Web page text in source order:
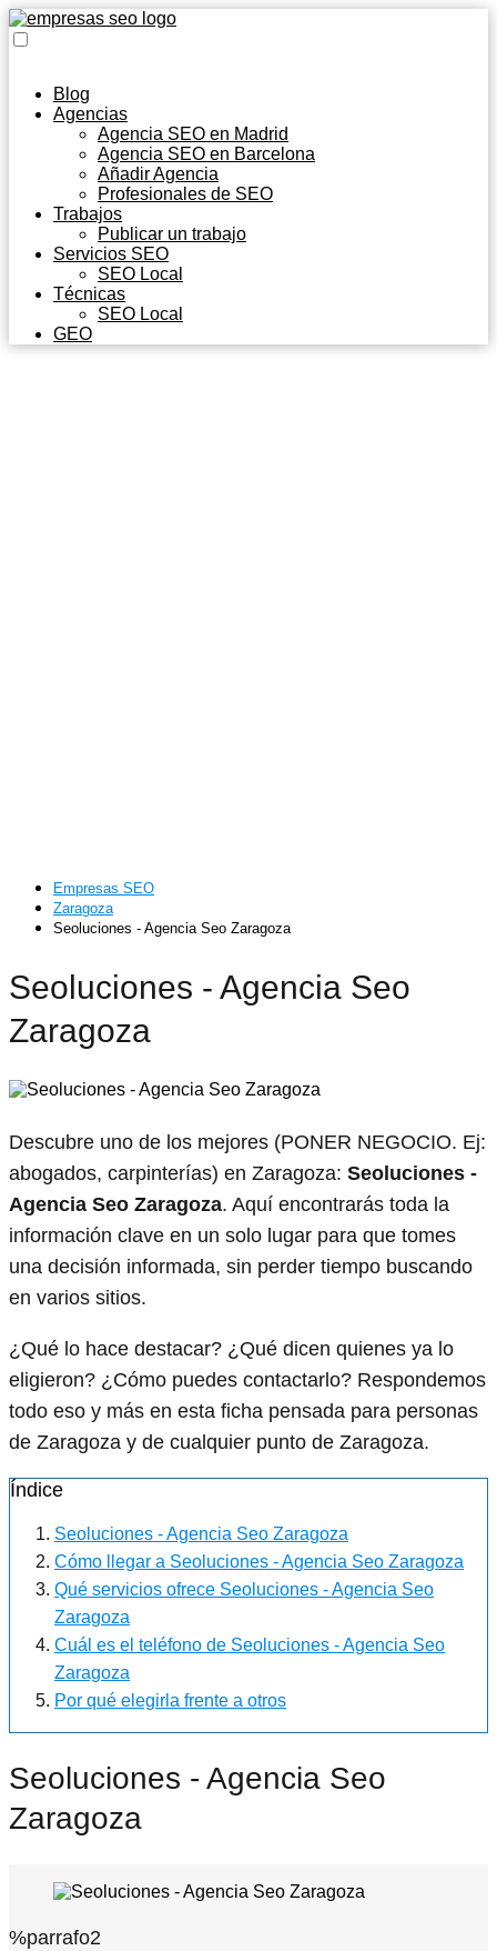
Blog
Agencias
Agencia SEO en Madrid
Agencia SEO en Barcelona
Añadir Agencia
Profesionales de SEO
Trabajos
Publicar un trabajo
Servicios SEO
SEO Local
Técnicas
SEO Local
GEO
Empresas SEO
Zaragoza
Seoluciones - Agencia Seo Zaragoza
Seoluciones - Agencia Seo
Zaragoza
Descubre uno de los mejores (PONER NEGOCIO. Ej:
abogados, carpinterías) en Zaragoza: Seoluciones -
Agencia Seo Zaragoza. Aquí encontrarás toda la
información clave en un solo lugar para que tomes
una decisión informada, sin perder tiempo buscando
en varios sitios.
¿Qué lo hace destacar? ¿Qué dicen quienes ya lo
eligieron? ¿Cómo puedes contactarlo? Respondemos
todo eso y más en esta ficha pensada para personas
de Zaragoza y de cualquier punto de Zaragoza.
Índice
Seoluciones - Agencia Seo Zaragoza
Cómo llegar a Seoluciones - Agencia Seo Zaragoza
Qué servicios ofrece Seoluciones - Agencia Seo
Zaragoza
Cuál es el teléfono de Seoluciones - Agencia Seo
Zaragoza
Por qué elegirla frente a otros
Seoluciones - Agencia Seo
Zaragoza
%parrafo2